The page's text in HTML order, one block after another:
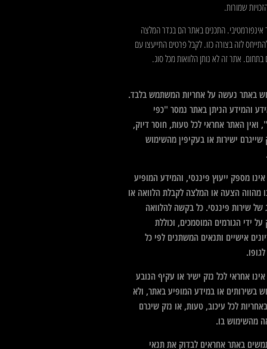
שמורות.
אינפורמטיבי. התכנים באתר הם בגדר המלצה
לזה בצורה כזו. לקבל פרטים התייעצו עם
בתחום. אתר זה לא נותן הלוואות מכל סוג.
באתר נעשה על אחריות המשתמש בלבד.
והמידע הניתן באתר נמסר "כפי
ואין האתר אחראי לכל טעות, חוסר דיוק,
שייגרם ישירות או בעקיפין מהשימוש
מספק ייעוץ פיננסי, והמידע המופיע
מהווה הצעה או המלצה לקבלת הלוואה או
של שירות פיננסי. כל בקשה להלוואה
על ידי הגורמים המוסמכים, וכוללת
אישיים ותנאים המשתנים לפי כל
אחראי לכל נזק ישיר או עקיף הנובע
בשירותים או במידע המופיע באתר, ולא
לכל עיכוב, טעות, או נזק שיגרם
מהשימוש בו.
באתר אחראים לבדוק את תנאי